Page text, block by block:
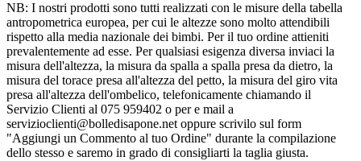
NB: I nostri prodotti sono tutti realizzati con le misure della tabella
antropometrica europea, per cui le altezze sono molto attendibili
rispetto alla media nazionale dei bimbi. Per il tuo ordine attieniti
prevalentemente ad esse. Per qualsiasi esigenza diversa inviaci la
misura dell'altezza, la misura da spalla a spalla presa da dietro, la
misura del torace presa all'altezza del petto, la misura del giro vita
presa all'altezza dell'ombelico, telefonicamente chiamando il
Servizio Clienti al 075 959402 o per e mail a
servizioclienti@bolledisapone.net oppure scrivilo sul form
"Aggiungi un Commento al tuo Ordine" durante la compilazione
dello stesso e saremo in grado di consigliarti la taglia giusta.